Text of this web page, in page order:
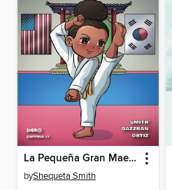
La Pequeña Gran Maestra Choi
byShequeta Smith